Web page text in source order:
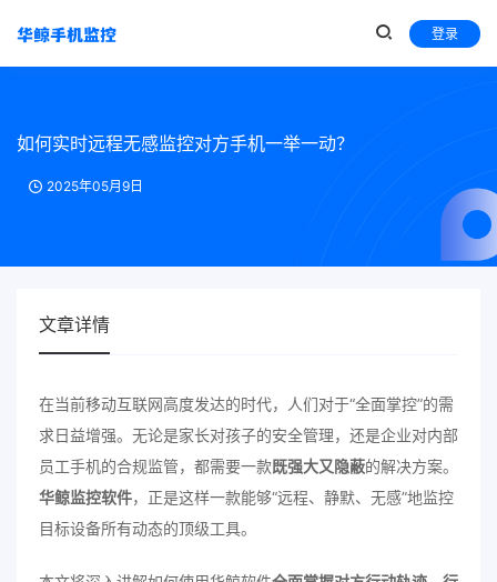
登录
如何实时远程无感监控对方手机一举一动？
2025年05月9日
文章详情
在当前移动互联网高度发达的时代，人们对于“全面掌控”的需
求日益增强。无论是家长对孩子的安全管理，还是企业对内部
员工手机的合规监管，都需要一款既强大又隐蔽的解决方案。
华鲸监控软件，正是这样一款能够“远程、静默、无感”地监控
目标设备所有动态的顶级工具。